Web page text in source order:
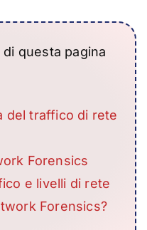
questa pagina
del traffico di rete
Forensics
e livelli di rete
Forensics?